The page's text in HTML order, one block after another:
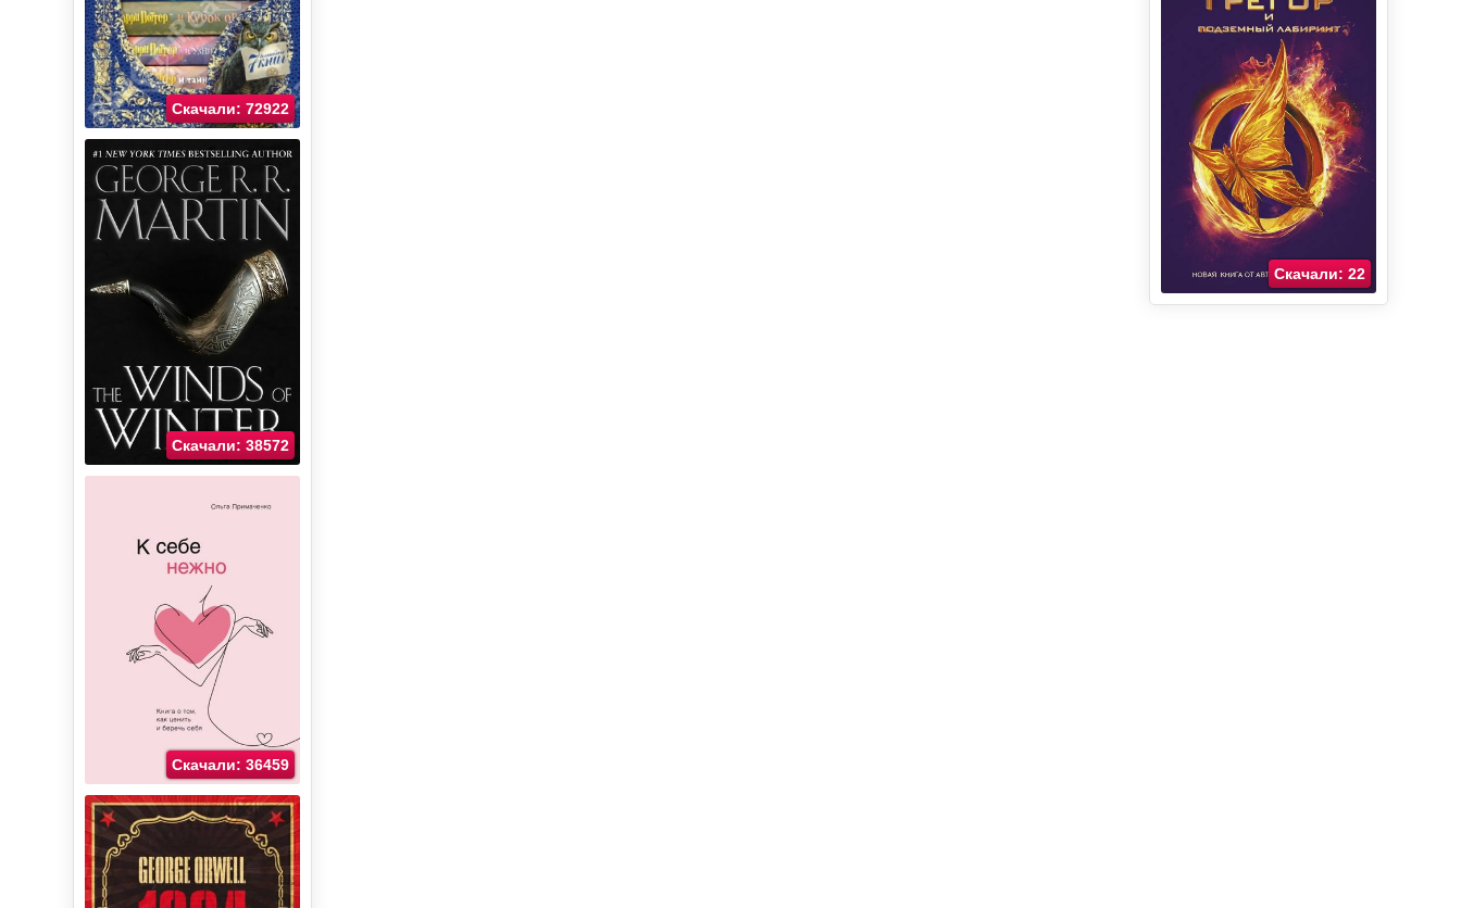
Скачали: 72922
Скачали: 38572
Скачали: 36459
Скачали: 22